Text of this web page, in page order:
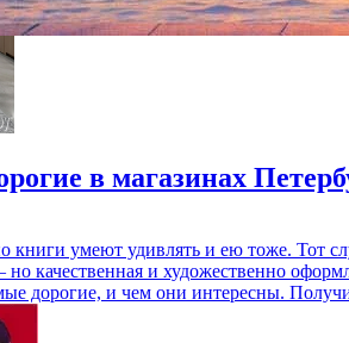
в магазинах
умеют удивлять и ею тоже. Тот
качественная и художественно
дорогие, и чем они интересны.